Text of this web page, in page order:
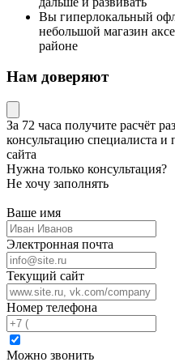
Вы гиперлокальный
небольшой магазин
районе
Нам доверяют
За 72 часа получите расчёт
консультацию специалиста и
сайта
Нужна только консультация?
Не хочу заполнять
Ваше имя
Электронная почта
Текущий сайт
Номер телефона
Можно звонить